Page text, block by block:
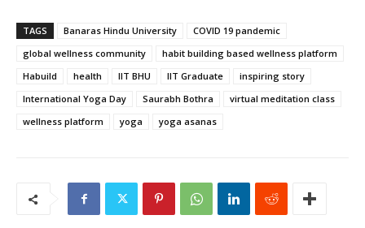
TAGS Banaras Hindu University
COVID 19 pandemic
global wellness community
habit building based wellness platform
Habuild
health IIT BHU IIT Graduate
inspiring story
International Yoga Day
Saurabh Bothra
virtual meditation class
wellness platform
yoga yoga asanas